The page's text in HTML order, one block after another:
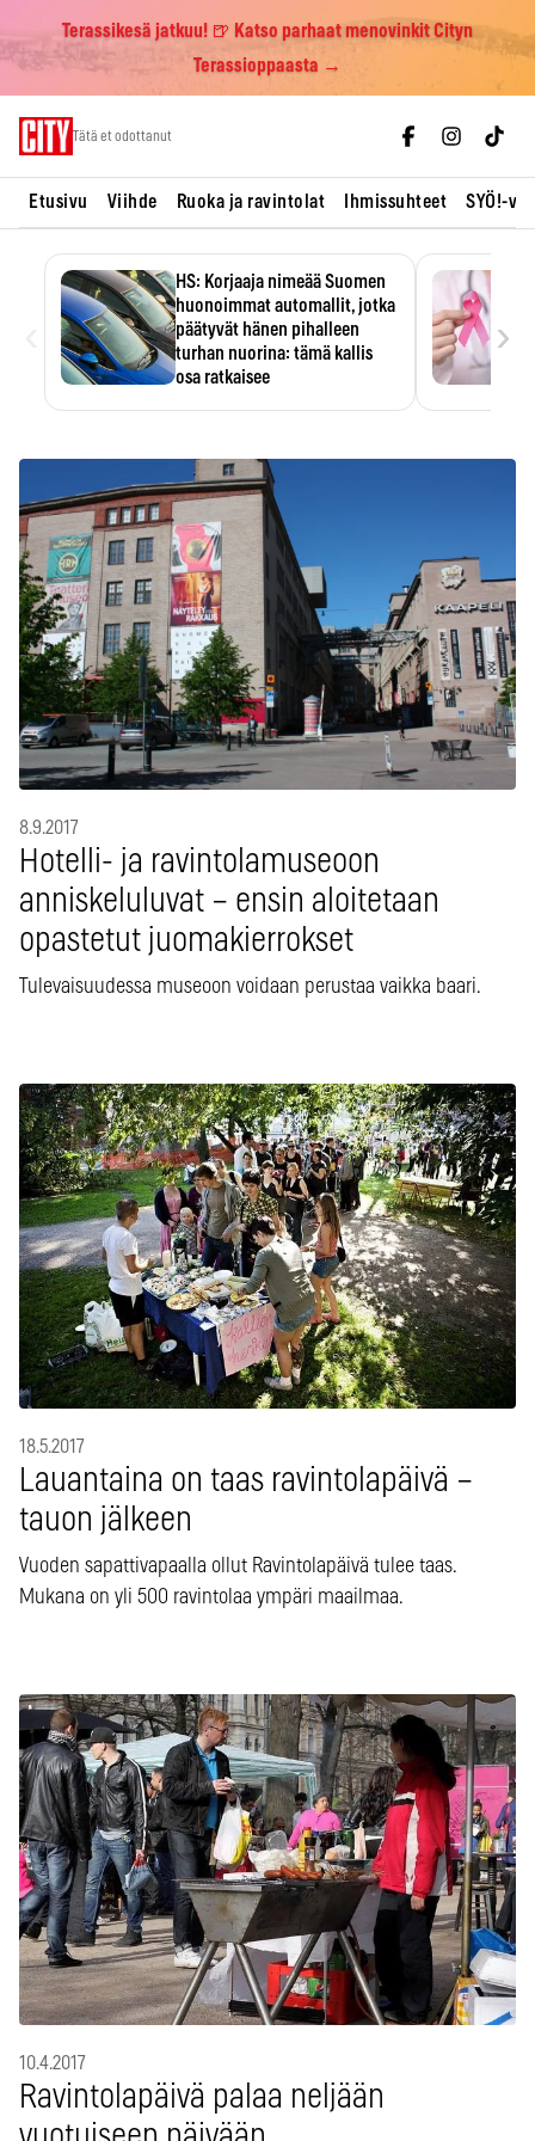
Terassikesä jatkuu! 🍺 Katso parhaat menovinkit Cityn
Terassioppaasta →
Tätä et odottanut
Etusivu Viihde Ruoka ja ravintolat Ihmissuhteet SYÖ!-
HS: Korjaaja nimeää Suomen
huonoimmat automallit, jotka
päätyvät hänen pihalleen
turhan nuorina: tämä kallis
osa ratkaisee
›
8.9.2017
Hotelli- ja ravintolamuseoon
anniskeluluvat – ensin aloitetaan
opastetut juomakierrokset
Tulevaisuudessa museoon voidaan perustaa vaikka baari.
18.5.2017
Lauantaina on taas ravintolapäivä –
tauon jälkeen
Vuoden sapattivapaalla ollut Ravintolapäivä tulee taas.
Mukana on yli 500 ravintolaa ympäri maailmaa.
10.4.2017
Ravintolapäivä palaa neljään